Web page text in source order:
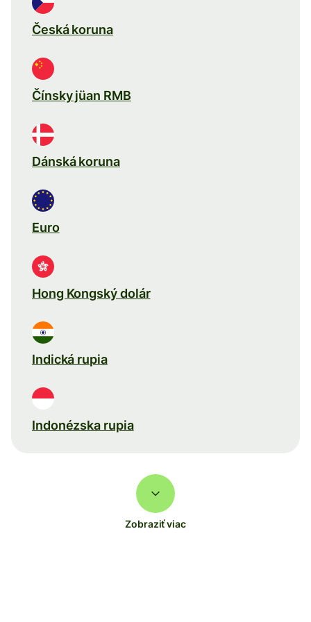
Česká koruna
Čínsky jüan RMB
Dánská koruna
Euro
Hong Kongský dolár
Indická rupia
Indonézska rupia
Zobraziť viac